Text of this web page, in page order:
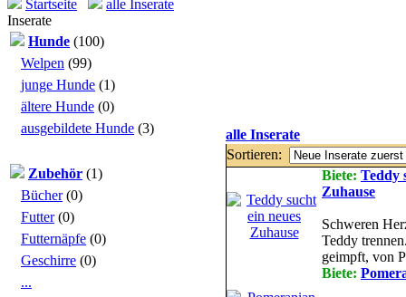
Startseite
alle Inserate
Inserate
Hunde (100)
Welpen (99)
junge Hunde (1)
ältere Hunde (0)
ausgebildete Hunde (3)
Zubehör (1)
Bücher(0)
Futter(0)
Futternäpfe (0)
Geschirre (0)
...
alle Inserate
Sortieren:
Biete: Teddy
Zuhause
Schweren
Teddy
geimpft, von
Biete: